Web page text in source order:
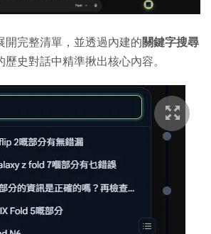
開完整清單，並透過內建的關鍵字搜尋
歷史對話中精準揪出核心內容。